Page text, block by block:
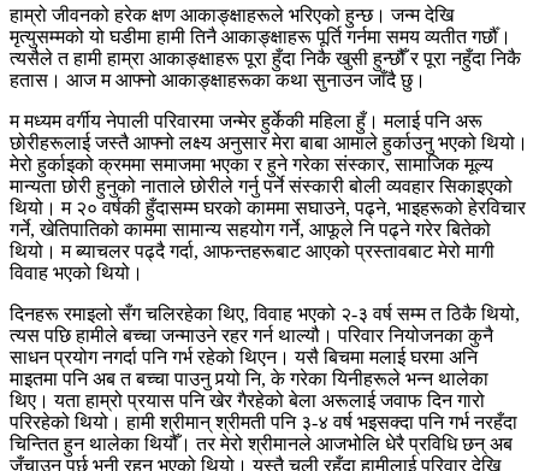
हाम्रो जीवनको हरेक क्षण आकाङ्क्षाहरूले भरिएको हुन्छ। जन्म देखि
मृत्युसम्मको यो घडीमा हामी तिनै आकाङ्क्षाहरू पूर्ति गर्नमा समय व्यतीत गर्छौँ।
त्यसैले त हामी हाम्रा आकाङ्क्षाहरू पूरा हुँदा निकै खुसी हुन्छौँ र पूरा नहुँदा निकै
हतास। आज म आफ्नो आकाङ्क्षाहरूका कथा सुनाउन जाँदै छु।
म मध्यम वर्गीय नेपाली परिवारमा जन्मेर हुर्केकी महिला हुँ। मलाई पनि अरू
छोरीहरूलाई जस्तै आफ्नो लक्ष्य अनुसार मेरा बाबा आमाले हुर्काउनु भएको थियो।
मेरो हुर्काइको क्रममा समाजमा भएका र हुने गरेका संस्कार, सामाजिक मूल्य
मान्यता छोरी हुनुको नाताले छोरीले गर्नु पर्ने संस्कारी बोली व्यवहार सिकाइएको
थियो। म २० वर्षकी हुँदासम्म घरको काममा सघाउने, पढ्ने, भाइहरूको हेरविचार
गर्ने, खेतिपातिको काममा सामान्य सहयोग गर्ने, आफूले नि पढ्ने गरेर बितेको
थियो। म ब्याचलर पढ्दै गर्दा, आफन्तहरूबाट आएको प्रस्तावबाट मेरो मागी
विवाह भएको थियो।
दिनहरू रमाइलो सँग चलिरहेका थिए, विवाह भएको २-३ वर्ष सम्म त ठिकै थियो,
त्यस पछि हामीले बच्चा जन्माउने रहर गर्न थाल्यौ। परिवार नियोजनका कुनै
साधन प्रयोग नगर्दा पनि गर्भ रहेको थिएन। यसै बिचमा मलाई घरमा अनि
माइतमा पनि अब त बच्चा पाउनु पर्‍यो नि, के गरेका यिनीहरूले भन्न थालेका
थिए। यता हाम्रो प्रयास पनि खेर गैरहेको बेला अरूलाई जवाफ दिन गारो
परिरहेको थियो। हामी श्रीमान् श्रीमती पनि ३-४ वर्ष भइसक्दा पनि गर्भ नरहँदा
चिन्तित हुन थालेका थियौँ। तर मेरो श्रीमानले आजभोलि धेरै प्रविधि छन् अब
जँचाउनु पर्छ भनी रहनु भएको थियो। यस्तै चली रहँदा हामीलाई परिवार देखि